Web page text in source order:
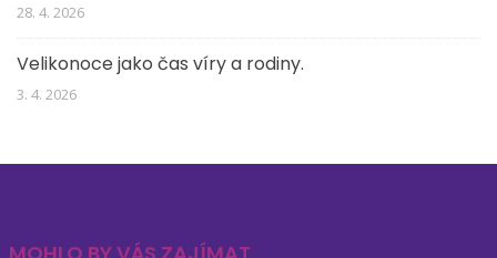
28. 4. 2026
Velikonoce jako čas víry a rodiny.
3. 4. 2026
MOHLO BY VÁS ZAJÍMAT